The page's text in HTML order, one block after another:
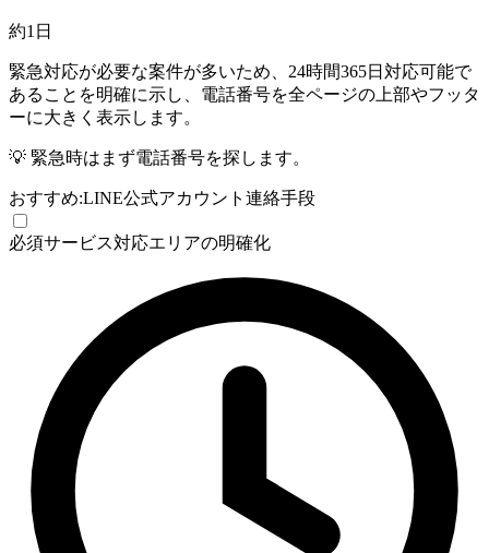
約1日
緊急対応が必要な案件が多いため、24時間365日対応可能で
あることを明確に示し、電話番号を全ページの上部やフッタ
ーに大きく表示します。
💡 緊急時はまず電話番号を探します。
おすすめ:LINE公式アカウント 連絡手段
必須サービス対応エリアの明確化